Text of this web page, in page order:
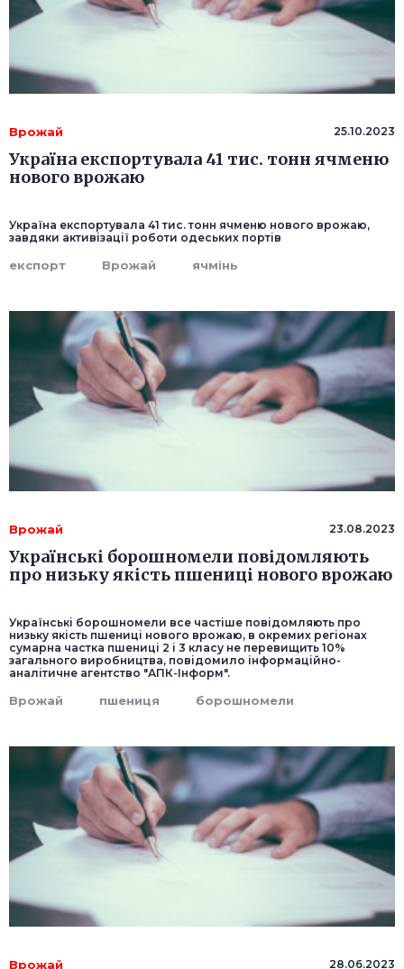
Врожай 25.10.2023
Україна експортувала 41 тис. тонн ячменю
нового врожаю
Україна експортувала 41 тис. тонн ячменю нового врожаю,
завдяки активізації роботи одеських портів
експорт Врожай ячмінь
Врожай 23.08.2023
Українські борошномели повідомляють
про низьку якість пшениці нового врожаю
Українські борошномели все частіше повідомляють про
низьку якість пшениці нового врожаю, в окремих регіонах
сумарна частка пшениці 2 і 3 класу не перевищить 10%
загального виробництва, повідомило інформаційно-
аналітичне агентство "АПК-Інформ".
Врожай пшениця борошномели
Врожай 28.06.2023